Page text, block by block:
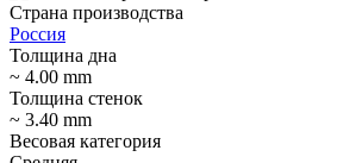
Страна производства
Россия
Толщина дна
~ 4.00 mm
Толщина стенок
~ 3.40 mm
Весовая категория